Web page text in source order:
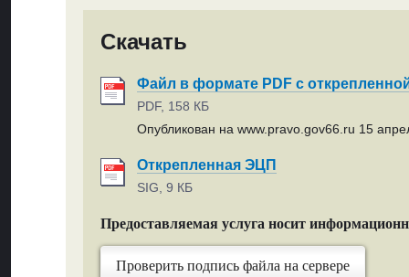
Скачать
Файл в формате PDF с
PDF, 158 КБ
Опубликован на www.pravo.gov66.ru 15
Открепленная ЭЦП
SIG, 9 КБ
Предоставляемая услуга носит
Проверить подпись файла на сервере